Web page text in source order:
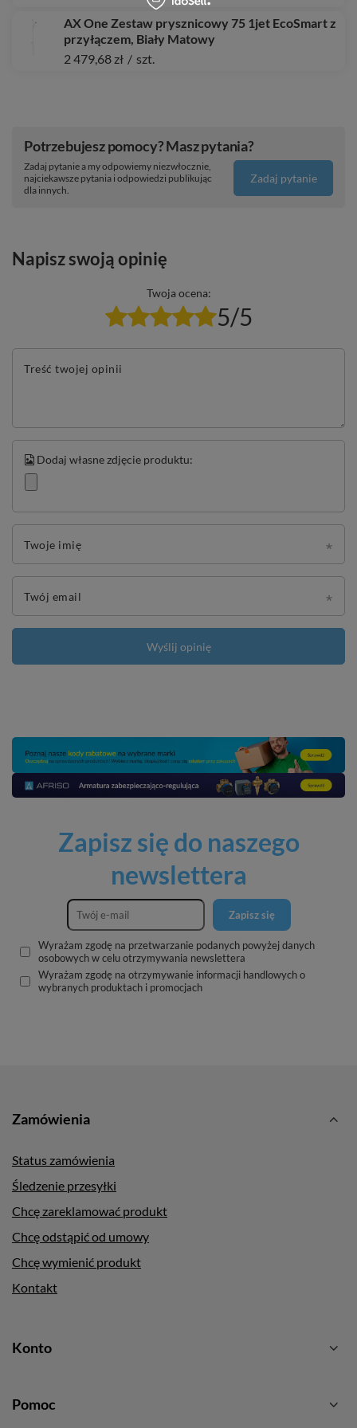
AX One Zestaw prysznicowy 75 1jet EcoSmart z
przyłączem, Biały Matowy
2 479,68 zł / szt.
Potrzebujesz pomocy? Masz pytania?
Zadaj pytanie a my odpowiemy niezwłocznie,
najciekawsze pytania i odpowiedzi publikując
dla innych.
Zadaj pytanie
Napisz swoją opinię
Twoja ocena:
5/5
Treść twojej opinii
Dodaj własne zdjęcie produktu:
Twoje imię
Twój email
Wyślij opinię
Zapisz się do naszego
newslettera
Zapisz się
Wyrażam zgodę na przetwarzanie podanych powyżej danych
osobowych w celu otrzymywania newslettera
Wyrażam zgodę na otrzymywanie informacji handlowych o
wybranych produktach i promocjach
Zamówienia
Status zamówienia
Śledzenie przesyłki
Chcę zareklamować produkt
Chcę odstąpić od umowy
Chcę wymienić produkt
Kontakt
Konto
Pomoc